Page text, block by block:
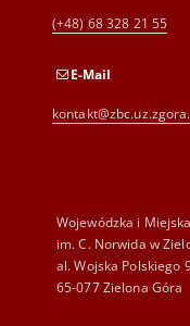
(+48) 68 328 21 55
E-Mail
Wojewódzka i
im. C. Norwida w
al. Wojska Polskiego
65-077 Zielona Góra